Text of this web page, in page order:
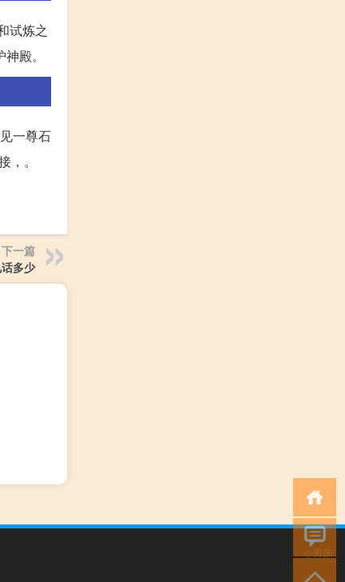
试炼之
殿。
一尊石
。
下一篇
多少
小男孩